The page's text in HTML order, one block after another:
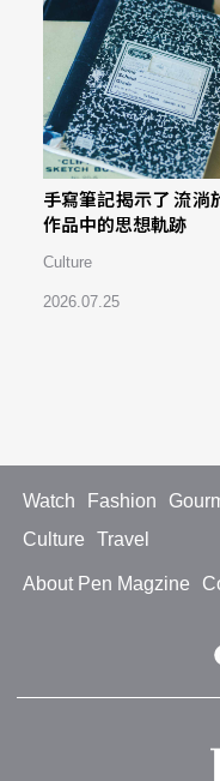
手寫筆記揭示了 流淌
作品中的思想軌跡
Culture
2026.07.25
Watch Fashion
Culture
Travel
About Pen Magzine